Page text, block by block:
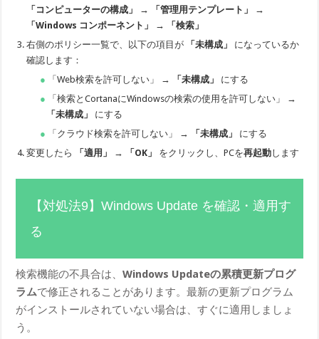
「コンピューターの構成」 → 「管理用テンプレート」 →
「Windows コンポーネント」 → 「検索」
右側のポリシー一覧で、以下の項目が
「未構成」
になっているか
確認します：
「Web検索を許可しない」 →
「未構成」
にする
「検索とCortanaにWindowsの検索の使用を許可しない」 →
「未構成」
にする
「クラウド検索を許可しない」 →
「未構成」
にする
変更したら
「適用」 → 「OK」 をクリックし、PCを再起動します
【対処法9】Windows Update を確認・適用す
る
検索機能の不具合は、Windows Updateの累積更新プログ
ラムで修正されることがあります。最新の更新プログラム
がインストールされていない場合は、すぐに適用しましょ
う。